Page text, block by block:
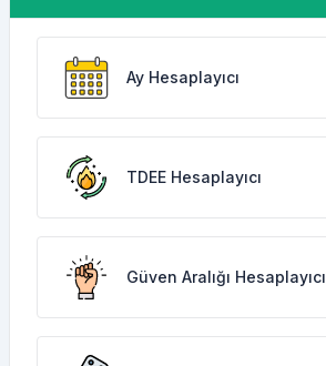
Ay Hesaplayıcı
TDEE Hesaplayıcı
Güven Aralığı Hesaplayıcı